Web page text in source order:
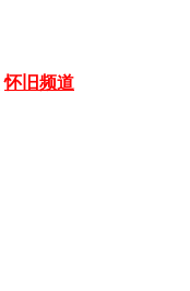
怀旧频道